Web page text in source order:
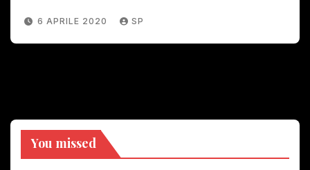
6 APRILE 2020 SP
You missed